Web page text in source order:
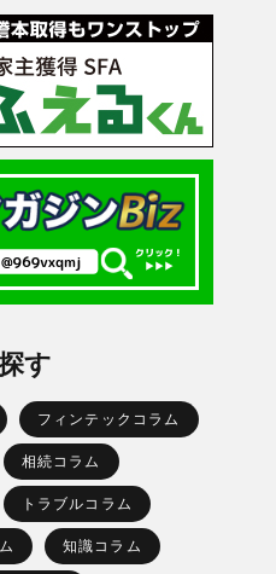
す
フィンテックコラム
相続コラム
トラブルコラム
知識コラム